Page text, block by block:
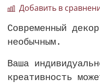
Добавить в
Современный
необычным.
Ваша
креативность